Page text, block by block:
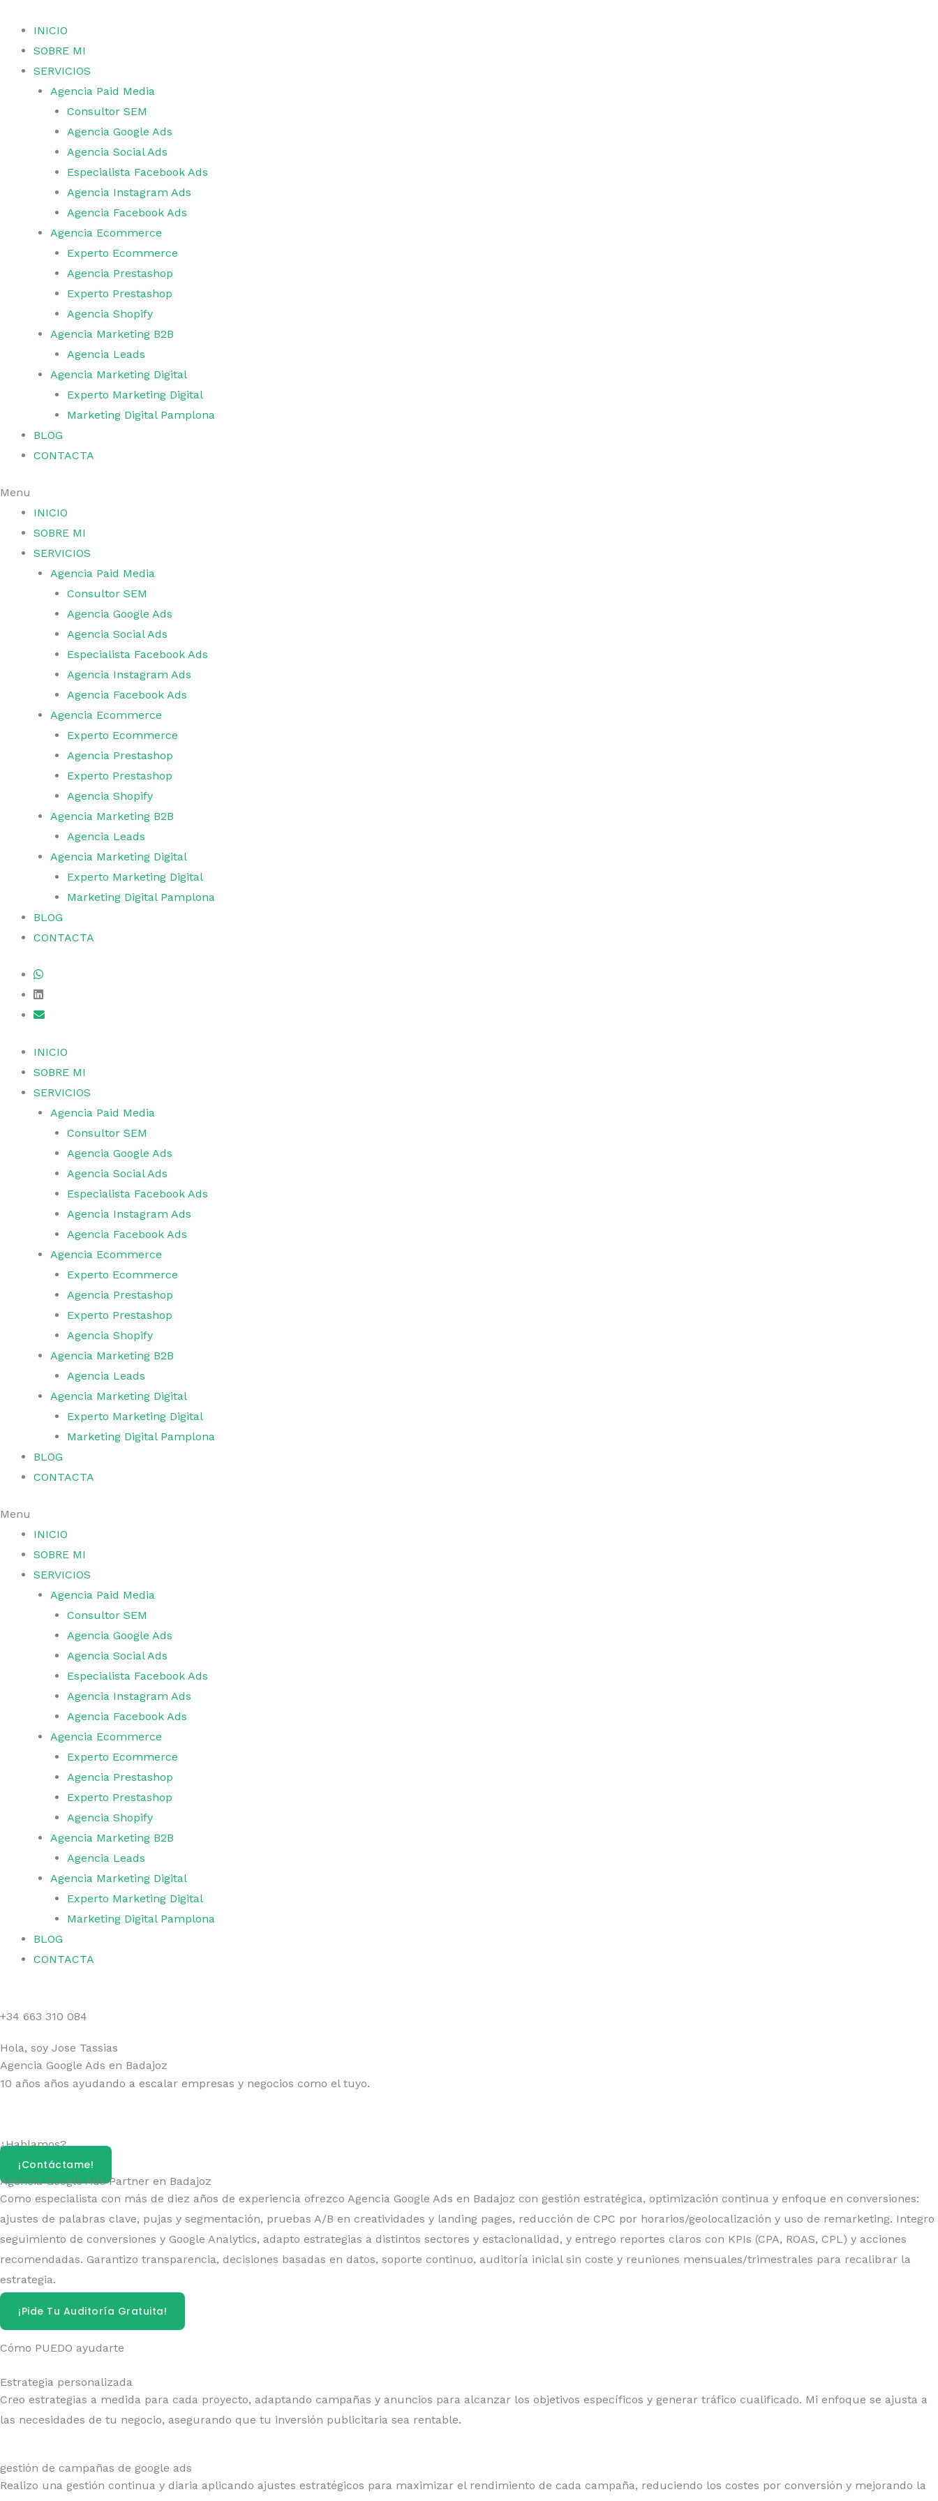
contenido
INICIO
SOBRE MI
SERVICIOS
Agencia Paid Media
Consultor SEM
Agencia Google Ads
Agencia Social Ads
Especialista Facebook Ads
Agencia Instagram Ads
Agencia Facebook Ads
Agencia Ecommerce
Experto Ecommerce
Agencia Prestashop
Experto Prestashop
Agencia Shopify
Agencia Marketing B2B
Agencia Leads
Agencia Marketing Digital
Experto Marketing Digital
Marketing Digital Pamplona
BLOG
CONTACTA
Menu
INICIO
SOBRE MI
SERVICIOS
Agencia Paid Media
Consultor SEM
Agencia Google Ads
Agencia Social Ads
Especialista Facebook Ads
Agencia Instagram Ads
Agencia Facebook Ads
Agencia Ecommerce
Experto Ecommerce
Agencia Prestashop
Experto Prestashop
Agencia Shopify
Agencia Marketing B2B
Agencia Leads
Agencia Marketing Digital
Experto Marketing Digital
Marketing Digital Pamplona
BLOG
CONTACTA
INICIO
SOBRE MI
SERVICIOS
Agencia Paid Media
Consultor SEM
Agencia Google Ads
Agencia Social Ads
Especialista Facebook Ads
Agencia Instagram Ads
Agencia Facebook Ads
Agencia Ecommerce
Experto Ecommerce
Agencia Prestashop
Experto Prestashop
Agencia Shopify
Agencia Marketing B2B
Agencia Leads
Agencia Marketing Digital
Experto Marketing Digital
Marketing Digital Pamplona
BLOG
CONTACTA
Menu
INICIO
SOBRE MI
SERVICIOS
Agencia Paid Media
Consultor SEM
Agencia Google Ads
Agencia Social Ads
Especialista Facebook Ads
Agencia Instagram Ads
Agencia Facebook Ads
Agencia Ecommerce
Experto Ecommerce
Agencia Prestashop
Experto Prestashop
Agencia Shopify
Agencia Marketing B2B
Agencia Leads
Agencia Marketing Digital
Experto Marketing Digital
Marketing Digital Pamplona
BLOG
CONTACTA
+34 663 310 084
Hola, soy Jose Tassias
Agencia Google Ads en Badajoz
10 años años ayudando a escalar empresas y negocios como el tuyo.
¿Hablamos?
¡Contáctame!
Agencia Google Ads Partner en Badajoz
Como especialista con más de diez años de experiencia ofrezco Agencia Google Ads en Badajoz con gestión estratégica, optimización continua y enfoque en conversiones:
ajustes de palabras clave, pujas y segmentación, pruebas A/B en creatividades y landing pages, reducción de CPC por horarios/geolocalización y uso de remarketing. Integro
seguimiento de conversiones y Google Analytics, adapto estrategias a distintos sectores y estacionalidad, y entrego reportes claros con KPIs (CPA, ROAS, CPL) y acciones
recomendadas. Garantizo transparencia, decisiones basadas en datos, soporte continuo, auditoría inicial sin coste y reuniones mensuales/trimestrales para recalibrar la
estrategia.
¡Pide Tu Auditoría Gratuita!
Cómo PUEDO ayudarte
Estrategia personalizada​
Creo estrategias a medida para cada proyecto, adaptando campañas y anuncios para alcanzar los objetivos específicos y generar tráfico cualificado. Mi enfoque se ajusta a
las necesidades de tu negocio, asegurando que tu inversión publicitaria sea rentable.
gestión de campañas de google ads
Realizo una gestión continua y diaria aplicando ajustes estratégicos para maximizar el rendimiento de cada campaña, reduciendo los costes por conversión y mejorando la